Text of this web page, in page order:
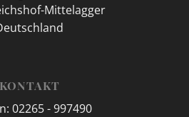
Mittelagger
KONTAKT
02265 - 997490